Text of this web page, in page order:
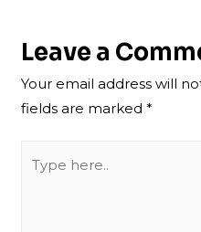
Leave a
Your email address will
fields are marked*
here..